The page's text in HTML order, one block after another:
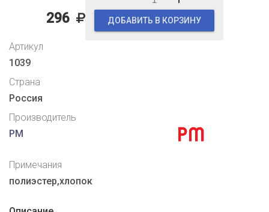
296 ДОБАВИТЬ В КОРЗИНУ
Артикул
1039
Страна
Россия
Производитель
PM
Примечания
полиэстер,хлопок